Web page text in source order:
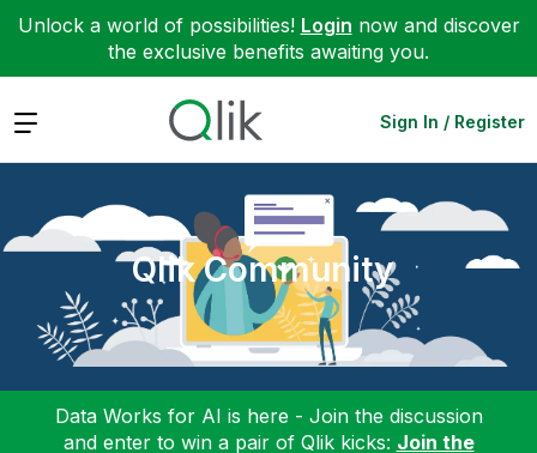
Unlock a world of possibilities! Login now and discover
the exclusive benefits awaiting you.
Expand Sign In / Register
Qlik Community
Data Works for AI is here - Join the discussion
and enter to win a pair of Qlik kicks: Join the